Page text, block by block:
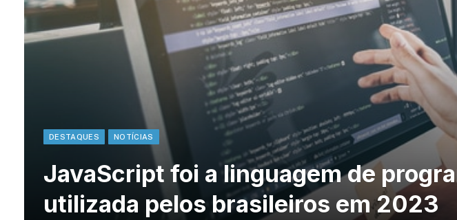
DESTAQUES NOTÍCIAS
JavaScript foi a linguagem de
utilizada pelos brasileiros em 2023